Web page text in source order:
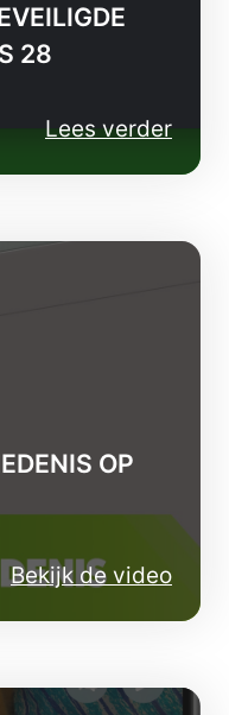
28
Lees verder
OP
Bekijk de video